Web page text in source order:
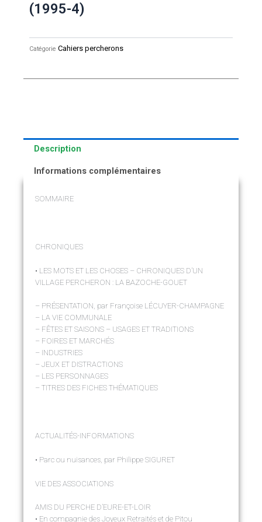
(1995-4)
Catégorie Cahiers percherons
Description
Informations complémentaires
SOMMAIRE
CHRONIQUES
• LES MOTS ET LES CHOSES – CHRONIQUES D’UN
VILLAGE PERCHERON : LA BAZOCHE-GOUET
– PRÉSENTATION, par Françoise LÉCUYER-CHAMPAGNE
– LA VIE COMMUNALE
– FÊTES ET SAISONS – USAGES ET TRADITIONS
– FOIRES ET MARCHÉS
– INDUSTRIES
– JEUX ET DISTRACTIONS
– LES PERSONNAGES
– TITRES DES FICHES THÉMATIQUES
ACTUALITÉS-INFORMATIONS
• Parc ou nuisances, par Philippe SIGURET
VIE DES ASSOCIATIONS
AMIS DU PERCHE D’EURE-ET-LOIR
• En compagnie des Joyeux Retraités et de Pitou